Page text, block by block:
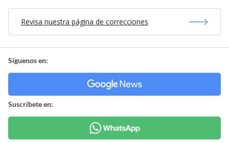
Revisa nuestra página de correcciones
Síguenos en:
Suscríbete en: